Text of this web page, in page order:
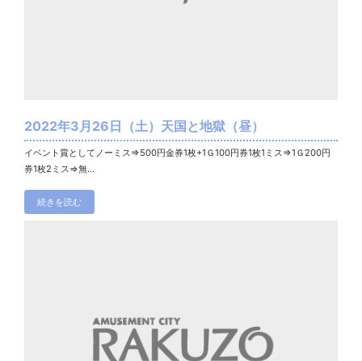
2022年3月26日（土）天国と地獄（昼）
イベント賞としてノーミス⇒500円金券1枚+1Ｇ100円券1枚1ミス⇒1Ｇ200円
券1枚2ミス⇒無...
続きを読む